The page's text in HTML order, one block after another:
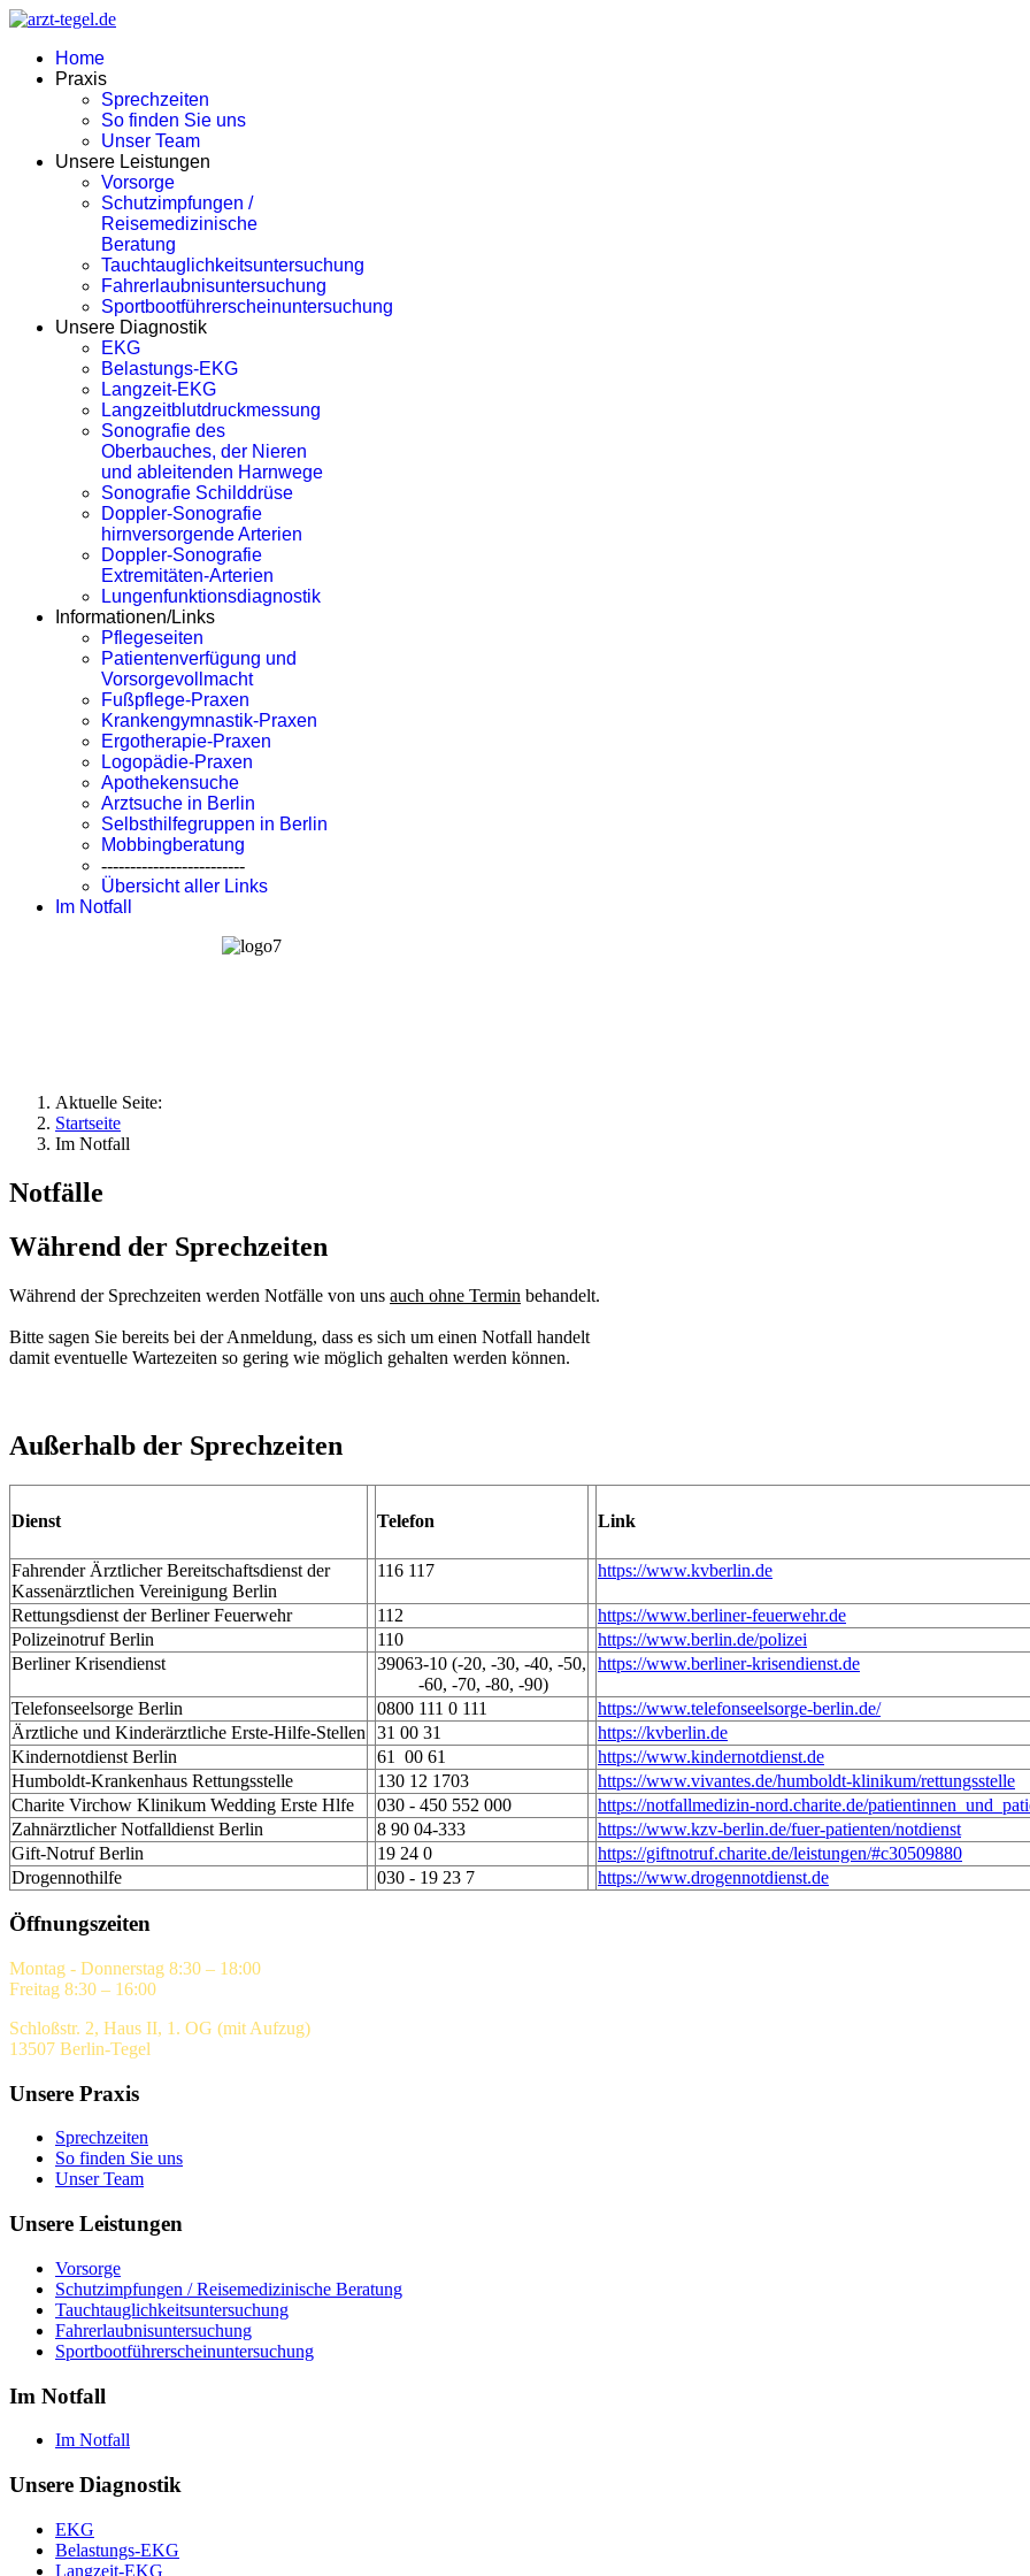
Home
Praxis
Sprechzeiten
So finden Sie uns
Unser Team
Unsere Leistungen
Vorsorge
Schutzimpfungen /
Reisemedizinische
Beratung
Tauchtauglichkeitsuntersuchung
Fahrerlaubnisuntersuchung
Sportbootführerscheinuntersuchung
Unsere Diagnostik
EKG
Belastungs-EKG
Langzeit-EKG
Langzeitblutdruckmessung
Sonografie des
Oberbauches, der Nieren
und ableitenden Harnwege
Sonografie Schilddrüse
Doppler-Sonografie
hirnversorgende Arterien
Doppler-Sonografie
Extremitäten-Arterien
Lungenfunktionsdiagnostik
Informationen/Links
Pflegeseiten
Patientenverfügung und
Vorsorgevollmacht
Fußpflege-Praxen
Krankengymnastik-Praxen
Ergotherapie-Praxen
Logopädie-Praxen
Apothekensuche
Arztsuche in Berlin
Selbsthilfegruppen in Berlin
Mobbingberatung
-------------------------
Übersicht aller Links
Im Notfall
Aktuelle Seite:
Startseite
Im Notfall
Notfälle
Während der Sprechzeiten
Während der Sprechzeiten werden Notfälle von uns auch ohne Termin behandelt.
Bitte sagen Sie bereits bei der Anmeldung, dass es sich um einen Notfall handelt
damit eventuelle Wartezeiten so gering wie möglich gehalten werden können.
Außerhalb der Sprechzeiten
Dienst Telefon Link
Fahrender Ärztlicher Bereitschaftsdienst der
Kassenärztlichen Vereinigung Berlin
116 117 https://www.kvberlin.de
Rettungsdienst der Berliner Feuerwehr 112
https://www.berliner-feuerwehr.de
Polizeinotruf Berlin
110
https://www.berlin.de/polizei
Berliner Krisendienst
39063-10 (-20, -30, -40, -50,
-60, -70, -80, -90)
https://www.berliner-krisendienst.de
Telefonseelsorge Berlin 0800 111 0 111
https://www.telefonseelsorge-berlin.de/
Ärztliche und Kinderärztliche Erste-Hilfe-Stellen
31 00 31
https://kvberlin.de
Kindernotdienst Berlin
61 00 61
https://www.kindernotdienst.de
Humboldt-Krankenhaus Rettungsstelle
130 12 1703
https://www.vivantes.de/humboldt-klinikum/rettungsstelle
Charite Virchow Klinikum Wedding Erste Hlfe
030 - 450 552 000
https://notfallmedizin-nord.charite.de/
Zahnärztlicher Notfalldienst Berlin
8 90 04-333
https://www.kzv-berlin.de/fuer-patienten/notdienst
Gift-Notruf Berlin
19 24 0
https://giftnotruf.charite.de/leistungen/#c30509880
Drogennothilfe
030 - 19 23 7 https://www.drogennotdienst.de
Öffnungszeiten
Montag - Donnerstag 8:30 – 18:00
Freitag 8:30 – 16:00
Schloßstr. 2, Haus II, 1. OG (mit Aufzug)
13507 Berlin-Tegel
Unsere Praxis
Sprechzeiten
So finden Sie uns
Unser Team
Unsere Leistungen
Vorsorge
Schutzimpfungen / Reisemedizinische Beratung
Tauchtauglichkeitsuntersuchung
Fahrerlaubnisuntersuchung
Sportbootführerscheinuntersuchung
Im Notfall
Im Notfall
Unsere Diagnostik
EKG
Belastungs-EKG
Langzeit-EKG